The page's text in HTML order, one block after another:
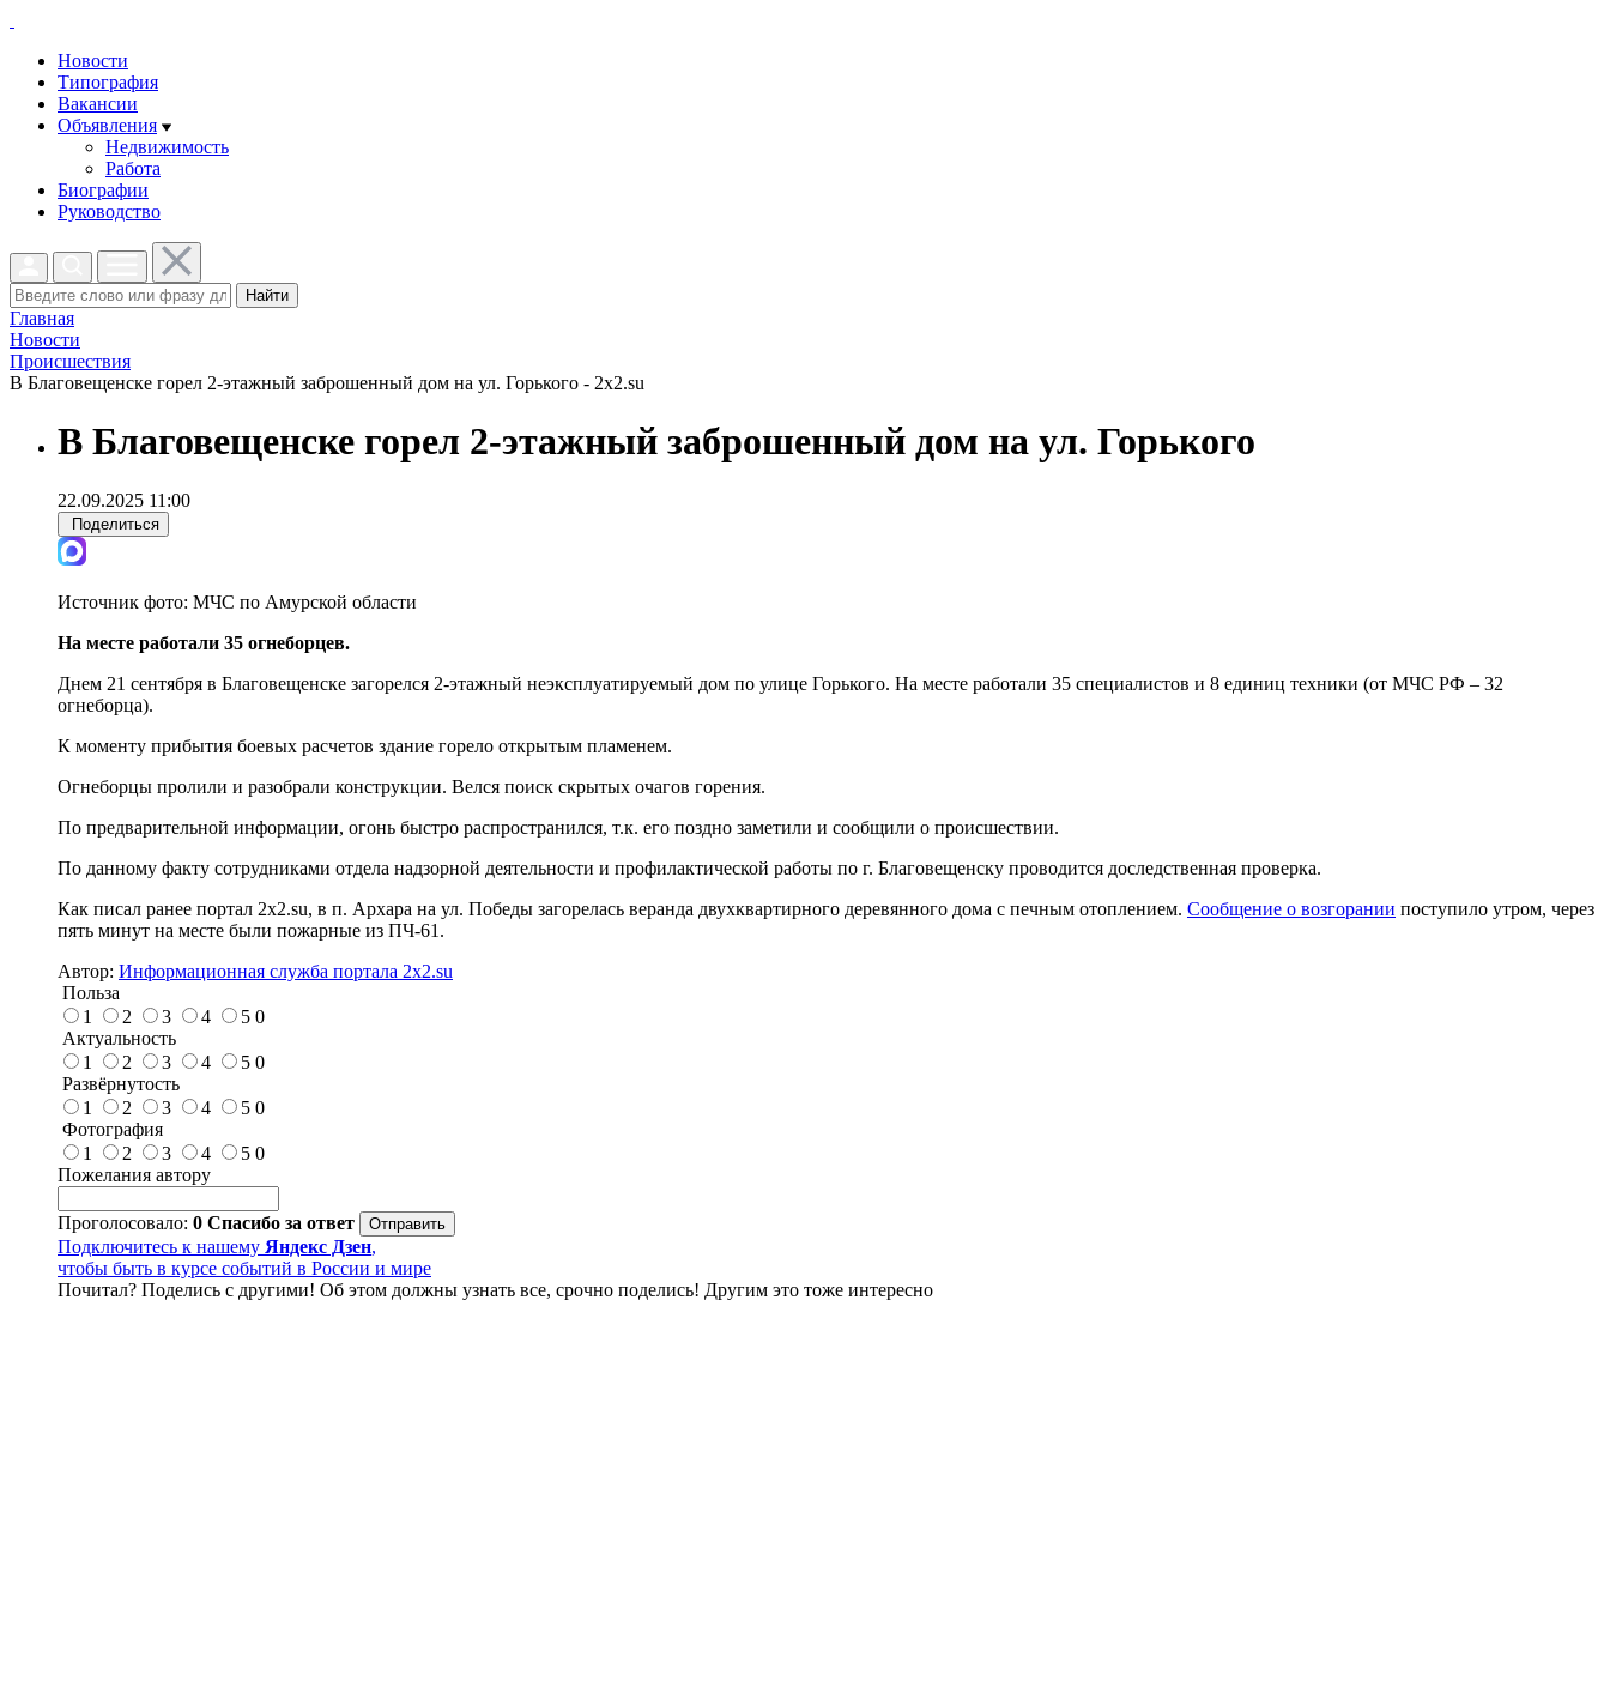
Новости
Типография
Вакансии
Объявления
Недвижимость
Работа
Биографии
Руководство
Найти
Главная
Новости
Проиcшествия
В Благовещенске горел 2-этажный заброшенный дом на ул. Горького - 2x2.su
В Благовещенске горел 2-этажный заброшенный дом на ул. Горького
22.09.2025 11:00
Поделиться
Источник фото: МЧС по Амурской области
На месте работали 35 огнеборцев.
Днем 21 сентября в Благовещенске загорелся 2-этажный неэксплуатируемый дом по улице Горького. На месте работали 35 специалистов и 8 единиц техники (от МЧС РФ – 32
огнеборца).
К моменту прибытия боевых расчетов здание горело открытым пламенем.
Огнеборцы пролили и разобрали конструкции. Велся поиск скрытых очагов горения.
По предварительной информации, огонь быстро распространился, т.к. его поздно заметили и сообщили о происшествии.
По данному факту сотрудниками отдела надзорной деятельности и профилактической работы по г. Благовещенску проводится доследственная проверка.
Как писал ранее портал 2х2.su, в п. Архара на ул. Победы загорелась веранда двухквартирного деревянного дома с печным отоплением. Сообщение о возгорании поступило утром, через
пять минут на месте были пожарные из ПЧ-61.
Автор: Информационная служба портала 2x2.su
Польза
1
2 3 4 5 0
Актуальность
1
2 3 4 5 0
Развёрнутость
1
2 3 4 5 0
Фотография
1
2 3 4 5 0
Пожелания автору
Проголосовало: 0 Спасибо за ответ
Подключитесь к нашему Яндекс Дзен,
чтобы быть в курсе событий в России и мире
Почитал? Поделись с другими! Об этом должны узнать все, срочно поделись! Другим это тоже интересно